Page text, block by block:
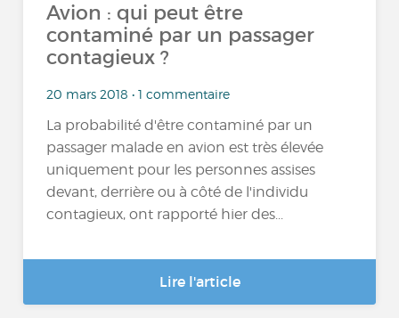
Avion : qui peut être
contaminé par un passager
contagieux ?
20 mars 2018 • 1 commentaire
La probabilité d'être contaminé par un
passager malade en avion est très élevée
uniquement pour les personnes assises
devant, derrière ou à côté de l'individu
contagieux, ont rapporté hier des...
Lire l'article